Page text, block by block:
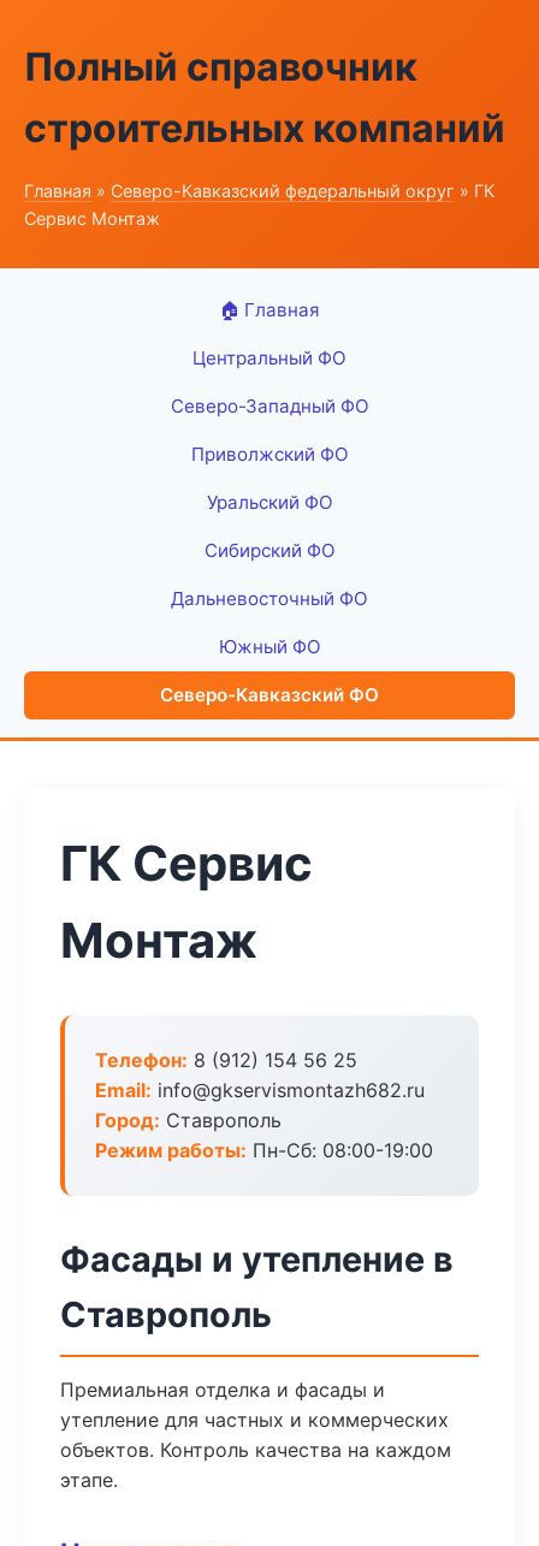
Полный справочник
строительных компаний
Главная » Северо-Кавказский федеральный округ » ГК
Сервис Монтаж
🏠 Главная
Центральный ФО
Северо-Западный ФО
Приволжский ФО
Уральский ФО
Сибирский ФО
Дальневосточный ФО
Южный ФО
Северо-Кавказский ФО
ГК Сервис
Монтаж
Телефон: 8 (912) 154 56 25
Email: info@gkservismontazh682.ru
Город: Ставрополь
Режим работы: Пн-Сб: 08:00-19:00
Фасады и утепление в
Ставрополь
Премиальная отделка и фасады и
утепление для частных и коммерческих
объектов. Контроль качества на каждом
этапе.